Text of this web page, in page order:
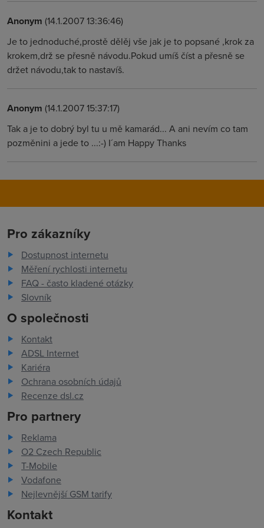
Anonym (14.1.2007 13:36:46)
Je to jednoduché,prostě dělěj vše jak je to popsané ,krok za
krokem,drž se přesně návodu.Pokud umíš číst a přesně se
držet návodu,tak to nastavíš.
Anonym (14.1.2007 15:37:17)
Tak a je to dobrý byl tu u mě kamarád... A ani nevím co tam
pozměnini a jede to ...:-) I´am Happy Thanks
Pro zákazníky
Dostupnost internetu
Měření rychlosti internetu
FAQ - často kladené otázky
Slovník
O společnosti
Kontakt
ADSL Internet
Kariéra
Ochrana osobních údajů
Recenze dsl.cz
Pro partnery
Reklama
O2 Czech Republic
T-Mobile
Vodafone
Nejlevnější GSM tarify
Kontakt